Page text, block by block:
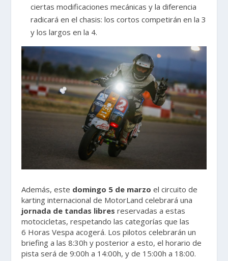
ciertas modificaciones mecánicas y la diferencia
radicará en el chasis: los cortos competirán en la 3
y los largos en la 4.
Además, este domingo 5 de marzo el circuito de
karting internacional de MotorLand celebrará una
jornada de tandas libres reservadas a estas
motocicletas, respetando las categorías que las
6 Horas Vespa acogerá. Los pilotos celebrarán un
briefing a las 8:30h y posterior a esto, el horario de
pista será de 9:00h a 14:00h, y de 15:00h a 18:00.